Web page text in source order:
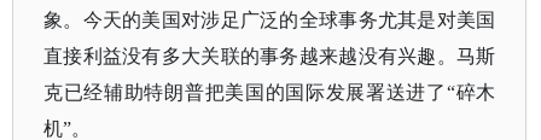
象。今天的美国对涉足广泛的全球事务尤其是对美国
直接利益没有多大关联的事务越来越没有兴趣。马斯
克已经辅助特朗普把美国的国际发展署送进了“碎木
机”。